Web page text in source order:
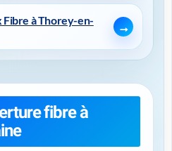
Fibre à Thorey-en-
fibre à